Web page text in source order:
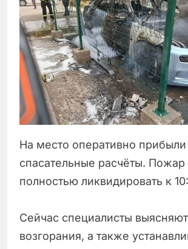
На место оперативно
спасательные расчёты. Пожар
полностью ликвидировать к
Сейчас специалисты
возгорания, а также